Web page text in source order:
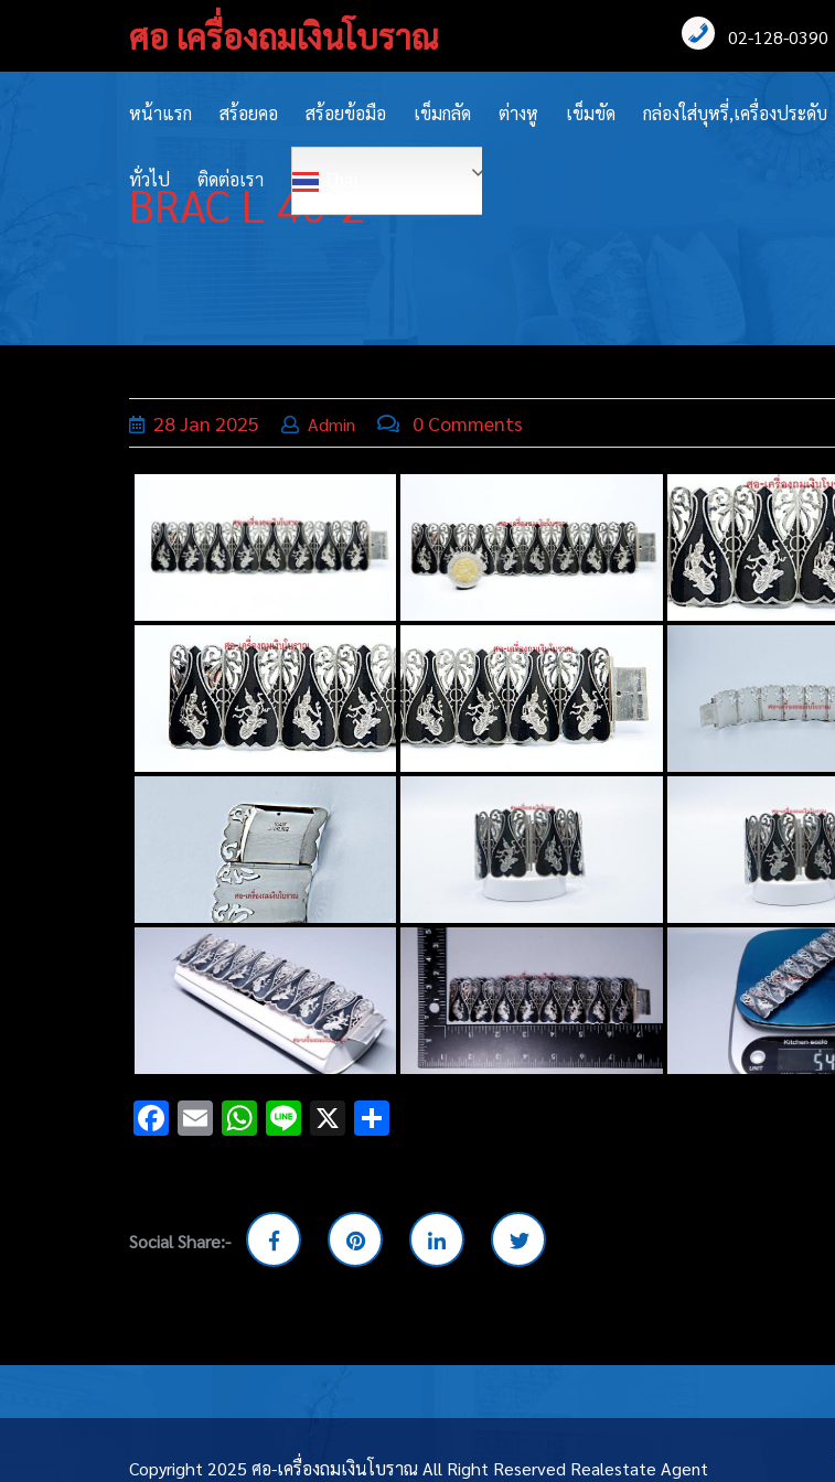
ศอ เครื่องถมเงินโบราณ 02-128-0390
หน้าแรก สร้อยคอ สร้อยข้อมือ เข็มกลัด ต่างหู เข็มขัด กล่องใส่บุหรี่,เครื่องประดับ
ทั่วไป ติดต่อเรา
BRAC L 40-2
28Jan 2025 Admin 0 Comments
Facebook
EmailWhatsApp
Line
X
Social Share:-
Copyright 2025 ศอ-เครื่องถมเงินโบราณ All Right Reserved Realestate Agent